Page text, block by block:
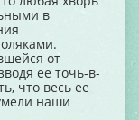
в
от
ее точь-в-
что весь ее
наши